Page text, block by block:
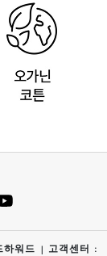
하워드 | 고객센터 :